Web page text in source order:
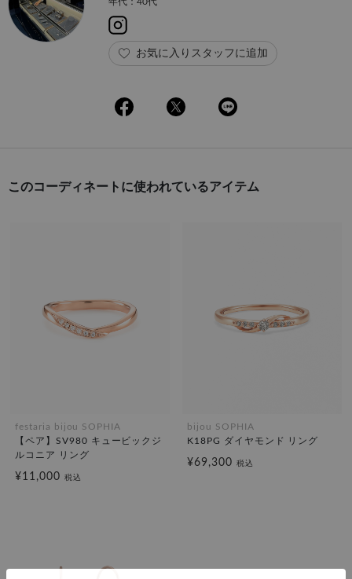
お気に入りスタッフに追加
このコーディネートに使われているアイテム
festaria bijou SOPHIA
【ペア】SV980 キュービックジ
ルコニア リング
¥11,000 税込
bijou SOPHIA
K18PG ダイヤモンド リング
¥69,300 税込